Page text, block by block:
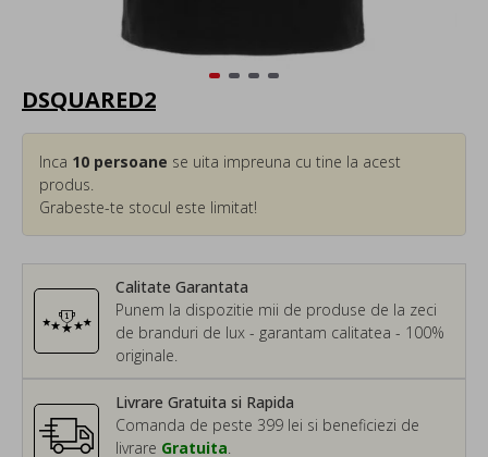
DSQUARED2
Calitate Garantata
Punem la dispozitie mii de produse de la zeci
de branduri de lux - garantam calitatea - 100%
originale.
Inca 10 persoane se uita impreuna cu tine la acest
produs.
Grabeste-te stocul este limitat!
Livrare Gratuita si Rapida
Comanda de peste 399 lei si beneficiezi de
livrare Gratuita